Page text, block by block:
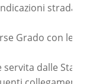
stradali.
Grado con le
dalle